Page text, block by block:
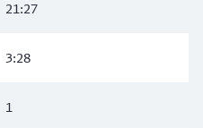
21:27
3:28
1